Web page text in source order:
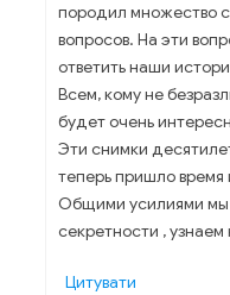
породил множество
вопросов. На эти
ответить наши
Всем, кому не
будет очень
Эти снимки
теперь пришло время
Общими усилиями мы
секретности ,
Цитувати